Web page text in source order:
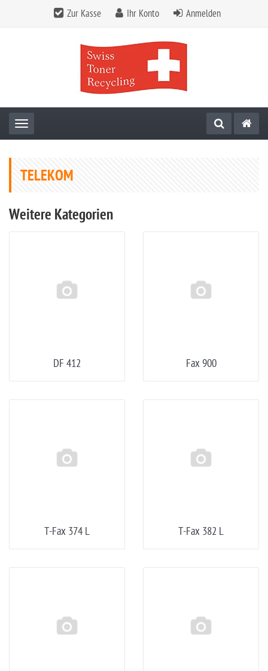
Zur Kasse Ihr Konto Anmelden
Toggle navigation
TELEKOM
Weitere Kategorien
DF 412 Fax 900
T-Fax 374 L T-Fax 382 L